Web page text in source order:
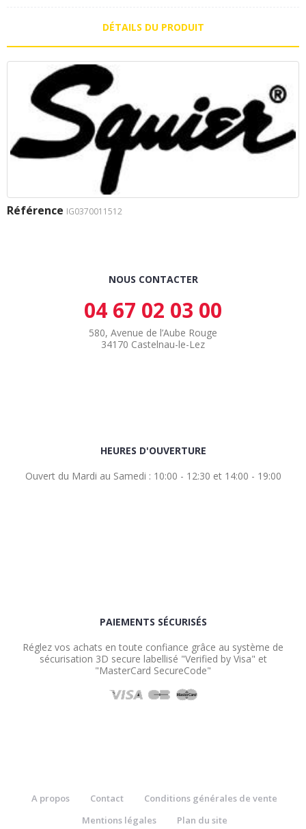
DÉTAILS DU PRODUIT
Référence IG0370011512
NOUS CONTACTER
04 67 02 03 00
580, Avenue de l’Aube Rouge
34170 Castelnau-le-Lez
HEURES D'OUVERTURE
Ouvert du Mardi au Samedi : 10:00 - 12:30 et 14:00 - 19:00
PAIEMENTS SÉCURISÉS
Réglez vos achats en toute confiance grâce au système de
sécurisation 3D secure labellisé "Verified by Visa" et
"MasterCard SecureCode"
A propos Contact
Conditions générales de vente
Mentions légales
Plan du site